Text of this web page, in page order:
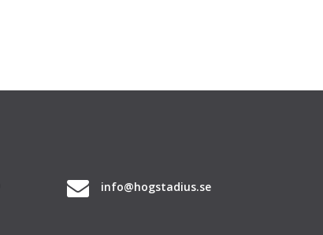
info@hogstadius.se